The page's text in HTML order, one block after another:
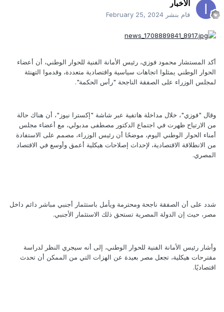
الأخبار
قام بنشر February 25, 2024
أكد المستشار محمود فوزي، رئيس الأمانة الفنية للحوار الوطني، أن أعضاء
الحوار الوطني يمثلوا اتجاهات سياسية واقتصادية متعددة، وقدموا التهنئة
لمجلس الوزراء على الصفقة الناجحة "رأس الحكمة".
وقال "فوزي"، خلال مداخلة هاتفية عبر شاشة "إكسترا نيوز"، أن هناك حالة
من الارتياح ظهرت في اجتماع الدكتور مصطفى مدبولي، مع أعضاء مجلس
أمناء الحوار الوطني اليوم، موضحًا أن رئيس الوزراء، مصمم على الاستفادة
من الانطلاقة الاقتصادية، لإحداث إصلاحات هيكلية أعمق وأوسع في الاقتصاد
المصري.
شدد على أن الصفقة ناجحة ومحترمة ويأمل باستثمار أجنبي مباشر دائم داخل
مصر، حيث إن الدولة المصرية تستحق ذلك الاستثمار الأجنبي.
وأشار رئيس الأمانة الفنية للحوار الوطني، إلى أنه سيجري النظر لدراسة
مقترحات هيكلية، تجعل مصر بعيدة عن الهزات التي من الممكن أن تحدث
اقتصاديًا.